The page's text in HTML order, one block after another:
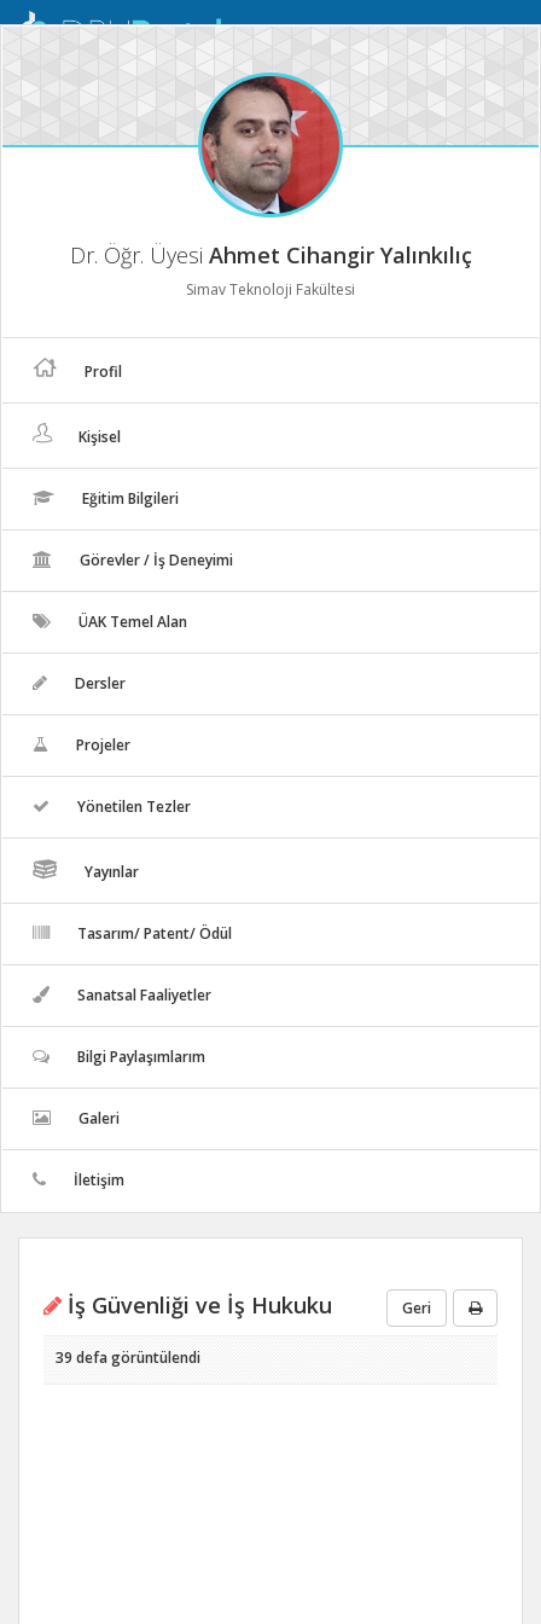
Mobil
Dr. Öğr. Üyesi Ahmet Cihangir Yalınkılıç
Simav Teknoloji Fakültesi
Profil
Kişisel
Eğitim Bilgileri
Görevler / İş Deneyimi
ÜAK Temel Alan
Dersler
Projeler
Yönetilen Tezler
Yayınlar
Tasarım/ Patent/ Ödül
Sanatsal Faaliyetler
Bilgi Paylaşımlarım
Galeri
İletişim
İş Güvenliği ve İş Hukuku Geri
39 defa görüntülendi